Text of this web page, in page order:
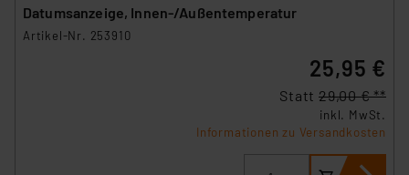
Datumsanzeige, Innen-/Außentemperatur
Artikel-Nr. 253910
25,95 €
Statt 29,00 € **
inkl. MwSt.
Informationen zu Versandkosten